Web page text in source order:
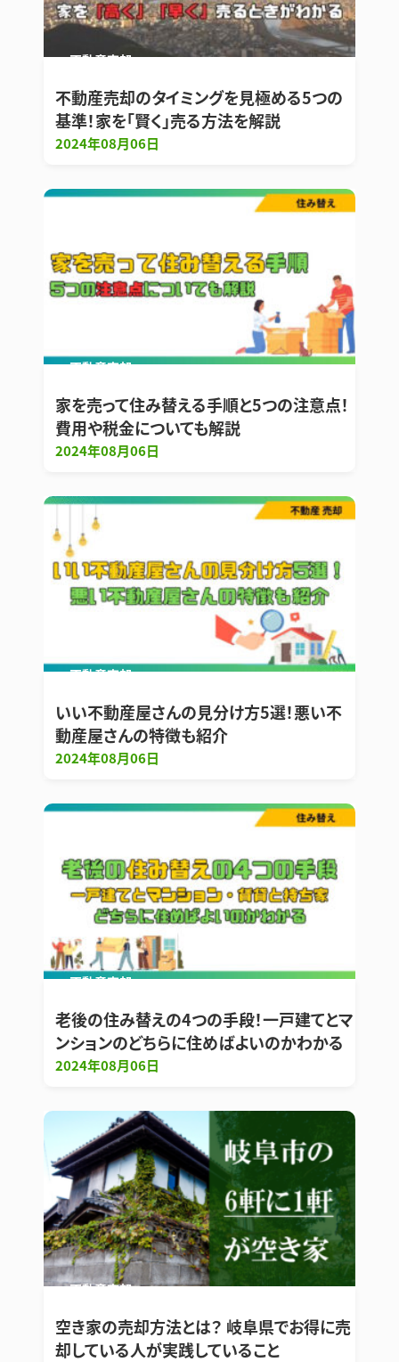
不動産売却
不動産売却のタイミングを見極める5つの
基準！家を「賢く」売る方法を解説
2024年08月06日
不動産売却
家を売って住み替える手順と5つの注意点！
費用や税金についても解説
2024年08月06日
不動産売却
いい不動産屋さんの見分け方5選！悪い不
動産屋さんの特徴も紹介
2024年08月06日
不動産売却
老後の住み替えの4つの手段！一戸建てとマ
ンションのどちらに住めばよいのかわかる
2024年08月06日
不動産売却
空き家の売却方法とは？ 岐阜県でお得に売
却している人が実践していること